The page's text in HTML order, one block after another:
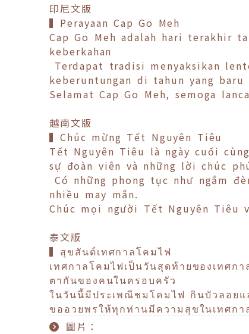
印尼文版
▍Perayaan Cap Go Meh
Cap Go Meh adalah hari terakhir
keberkahan
Terdapat tradisi menyaksikan
keberuntungan di tahun yang baru
Selamat Cap Go Meh, semoga
越南文版
▍Chúc mừng Tết Nguyên Tiêu
Tết Nguyên Tiêu là ngày cuối
sự đoàn viên và những lời chúc
Có những phong tục như ngắm
nhiều may mắn.
Chúc mọi người Tết Nguyên
泰文版
▍สุขสันต์เทศกาลโคมไฟ
เทศกาลโคมไฟเป็นวันสุดท้ายของเทศ
ตากันของคนในครอบครัว
ในวันนี้มีประเพณีชมโคมไฟ กินบัวลอย
ขออวยพรให้ทุกท่านมีความสุขในเทศก
圖片：